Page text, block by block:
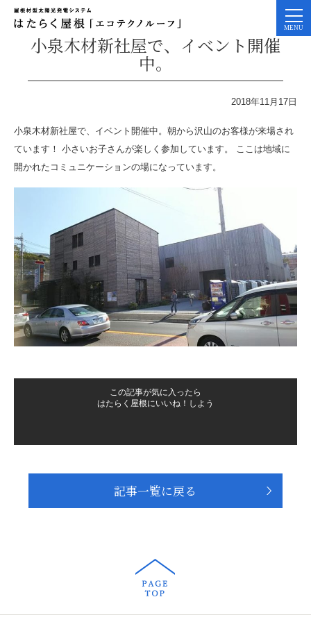
小泉木材新社屋で、イベント開催
中。
2018年11月17日
小泉木材新社屋で、イベント開催中。朝から沢山のお客様が来場され
ています！ 小さいお子さんが楽しく参加しています。 ここは地域に
開かれたコミュニケーションの場になっています。
この記事が気に入ったら
はたらく屋根にいいね！しよう
記事一覧に戻る